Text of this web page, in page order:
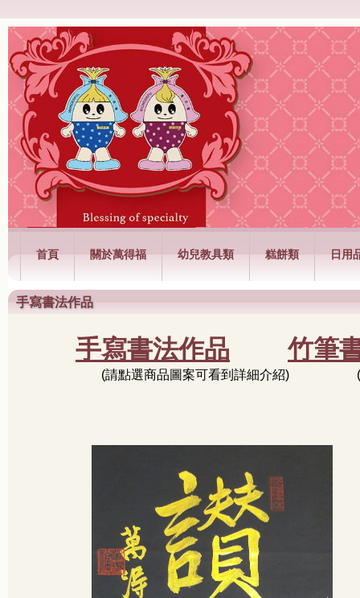
萬得福興業有限公司
首頁 關於萬得福 幼兒教具類 糕餅類 日用
手寫書法作品
手寫書法作品 竹筆
(請點選商品圖案可看到詳細介紹)